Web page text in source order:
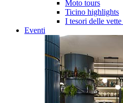
Moto tours
Ticino highlights
I tesori delle
Eventi